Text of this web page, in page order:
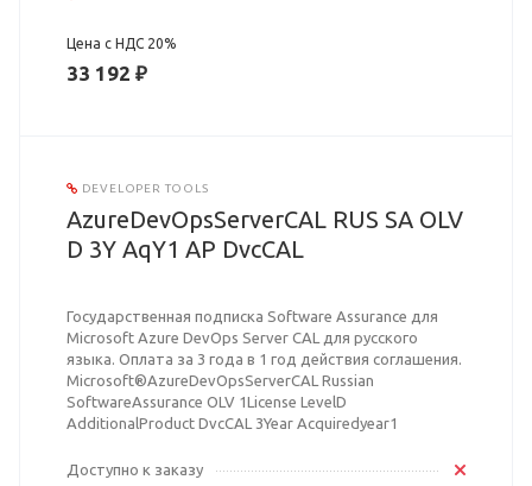
Цена с НДС 20%
33 192 ₽
DEVELOPER TOOLS
AzureDevOpsServerCAL RUS SA OLV
D 3Y AqY1 AP DvcCAL
Государственная подписка Software Assurance для
Microsoft Azure DevOps Server CAL для русского
языка. Оплата за 3 года в 1 год действия соглашения.
Microsoft®AzureDevOpsServerCAL Russian
SoftwareAssurance OLV 1License LevelD
AdditionalProduct DvcCAL 3Year Acquiredyear1
Доступно к заказу